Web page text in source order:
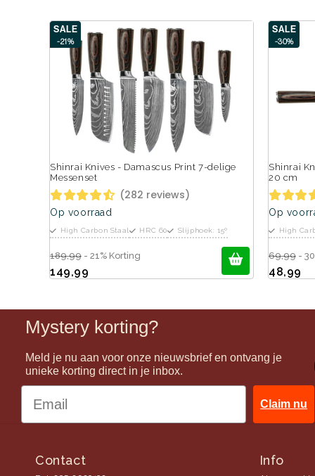
SALE
-21%
Shinrai Knives - Damascus Print 7-delige
Messenset
(282 reviews)
Op voorraad
High Carbon Staal HRC 60 Slijphoek: 15º
189,99 - 21% Korting
149,99
SALE
-30%
Shinrai
20 cm
Op
High
69,99 -
48,99
Mystery korting?
Meld je nu aan voor onze nieuwsbrief en ontvang je
unieke korting direct in je inbox.
Claim nu
Contact Info